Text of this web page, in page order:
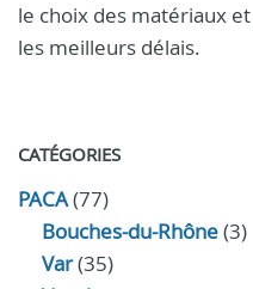
le choix des matériaux
les meilleurs délais.
CATÉGORIES
PACA(77)
Bouches-du-Rhône(3)
Var(35)